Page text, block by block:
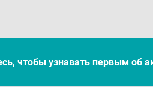
чтобы узнавать первым об